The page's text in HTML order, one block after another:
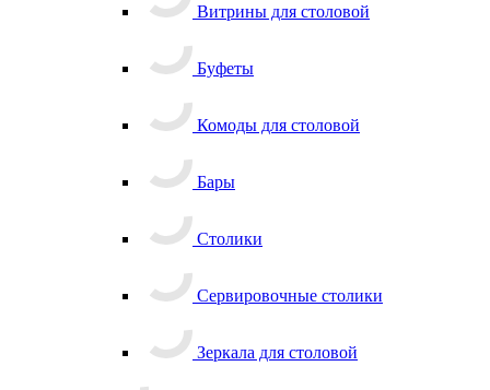
Витрины для столовой
Буфеты
Комоды для столовой
Бары
Столики
Сервировочные столики
Зеркала для столовой